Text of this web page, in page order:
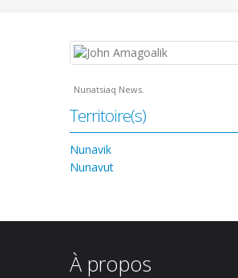
Nunatsiaq News.
Territoire(s)
Nunavik
Nunavut
À propos